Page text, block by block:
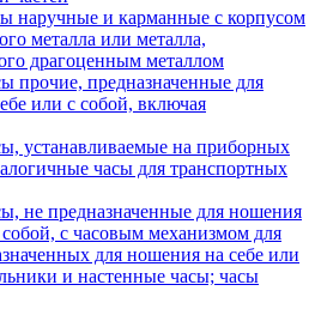
наручные и карманные с корпусом
металла или металла,
драгоценным металлом
прочие, предназначенные для
или с собой, включая
устанавливаемые на приборных
часы для транспортных
не предназначенные для ношения
собой, с часовым механизмом для
для ношения на себе или
и настенные часы; часы